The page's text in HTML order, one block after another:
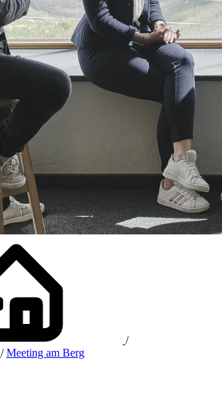
/
/ Meeting am Berg